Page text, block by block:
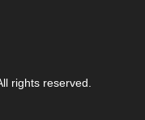
rights reserved.